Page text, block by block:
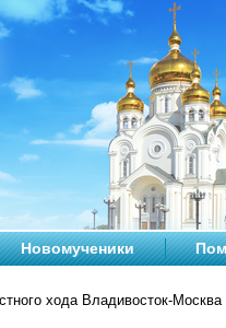
Новомученики
хода Владивосток-